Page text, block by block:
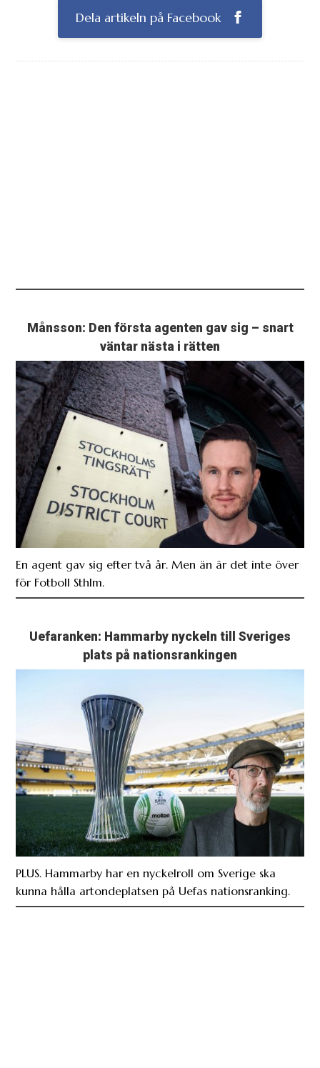
Dela artikeln på Facebook
Månsson: Den första agenten gav sig – snart
väntar nästa i rätten
En agent gav sig efter två år. Men än är det inte över
för Fotboll Sthlm.
Uefaranken: Hammarby nyckeln till Sveriges
plats på nationsrankingen
PLUS. Hammarby har en nyckelroll om Sverige ska
kunna hålla artondeplatsen på Uefas nationsranking.